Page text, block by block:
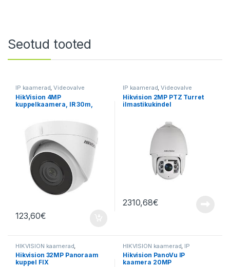
Seotud tooted
IP kaamerad,Videovalve
HikVision 4MP
kuppelkaamera, IR 30m,
123,60€
IP kaamerad,Videovalve
Hikvision 2MP PTZ Turret
ilmastikukindel
2310,68€
HIKVISION kaamerad
Valvekaamerad,Videovalve
Hikvision 32MP Panoraam
kuppel FIX
HIKVISION kaamerad IP
kaamerad Valvekaamerad
Videovalve
Hikvision PanoVu IP
kaamera 20MP